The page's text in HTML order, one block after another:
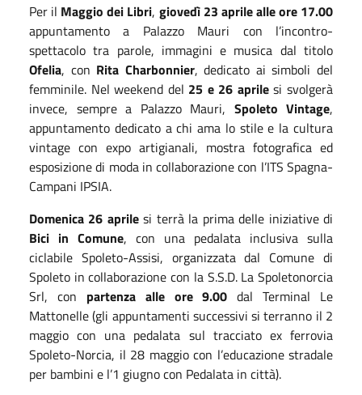
Per il Maggio dei Libri, giovedì 23 aprile alle ore 17.00
appuntamento a Palazzo Mauri con l’incontro-
spettacolo tra parole, immagini e musica dal titolo
Ofelia, con Rita Charbonnier, dedicato ai simboli del
femminile. Nel weekend del 25 e 26 aprilesi svolgerà
invece, sempre a Palazzo Mauri, Spoleto Vintage,
appuntamento dedicato a chi ama lo stile e la cultura
vintage con expo artigianali, mostra fotografica ed
esposizione di moda in collaborazione con l’ITS Spagna-
Campani IPSIA.
Domenica 26 aprilesi terrà la prima delle iniziative di
Bici in Comune, con una pedalata inclusiva sulla
ciclabile Spoleto-Assisi, organizzata dal Comune di
Spoleto in collaborazione con la S.S.D. La Spoletonorcia
Srl, con partenza alle ore 9.00 dal Terminal Le
Mattonelle(gli appuntamenti successivi si terranno il 2
maggiocon una pedalata sul tracciato ex ferrovia
Spoleto-Norcia, il 28 maggio con l’educazione stradale
per bambini e l’1 giugnocon Pedalata in città).